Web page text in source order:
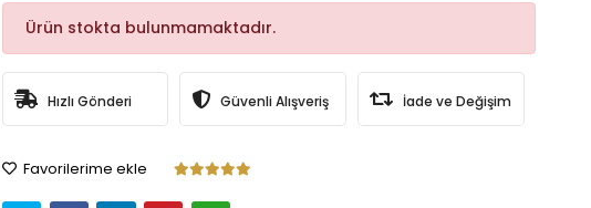
Ürün stokta bulunmamaktadır.
Hızlı Gönderi Güvenli Alışveriş İade ve Değişim
Favorilerime ekle